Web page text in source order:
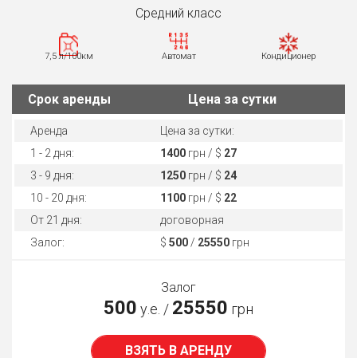
Средний класс
7,5 л/100км Автомат Кондиционер
Cрок аренды Цена за сутки
Аренда
Цена за сутки:
1 - 2 дня:
1400 грн / $ 27
3 - 9 дня:
1250 грн / $ 24
10 - 20 дня:
1100 грн / $ 22
От 21 дня:
договорная
Залог:
$ 500 / 25550 грн
Залог
500 у.е. / 25550 грн
ВЗЯТЬ В АРЕНДУ